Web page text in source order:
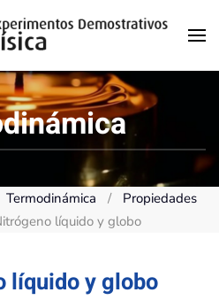
Termodinámica
Propiedades
líquido y globo
líquido y globo